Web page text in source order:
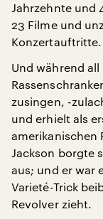
Jahrzehnte und
23 Filme und
Konzertauftritte.
Und während
zusingen, -
und erhielt als
amerikanischen
Jackson borgte
aus; und er war
Varieté-Trick
Revolver zieht.